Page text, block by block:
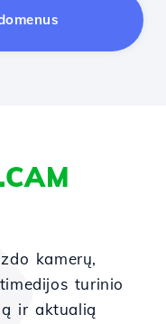
.CAM
kamerų,
turinio
ir aktualią